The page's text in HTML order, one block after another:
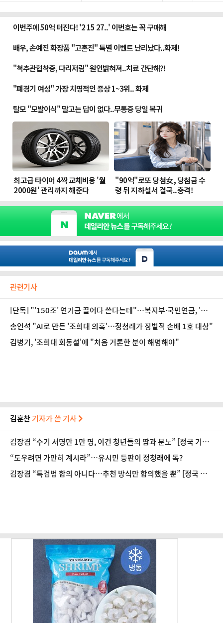
관련기사
[단독] "'150조' 연기금 끌어다 쓴다는데"…복지부·국민연금, '모
른다' 일괄 부인
송언석 "AI로 만든 '조희대 의혹'…정청래가 징벌적 손배 1호 대상"
김병기, '조희대 회동설'에 "처음 거론한 분이 해명해야"
김훈찬기자가 쓴 기사
김장겸 “수기 서명만 1만 명, 이건 청년들의 땀과 분노” [정국 기상
대]
“도우려면 가만히 계시라”…유시민 등판이 정청래에 독?
김장겸 “특검법 합의 아니다…추천 방식만 합의했을 뿐” [정국 기